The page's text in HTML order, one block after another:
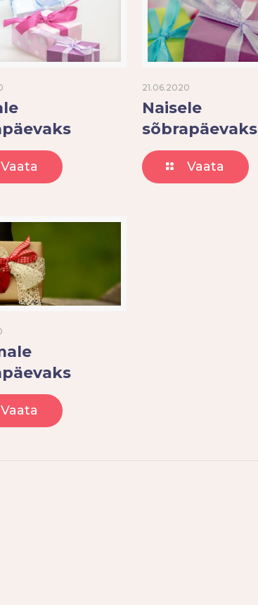
Vaata
21.06.2020
Naisele
sõbrapäevaks
Vaata
Vaata